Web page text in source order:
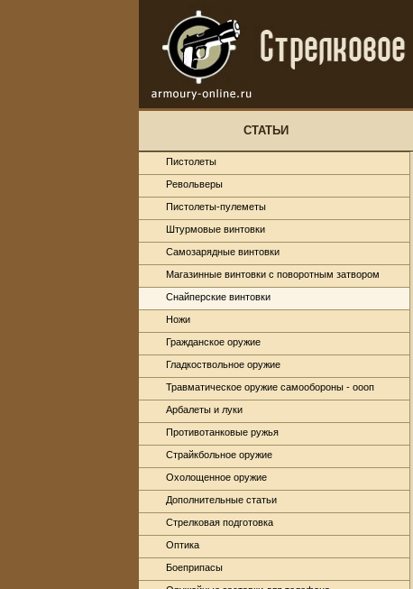
СТАТЬИ
Пистолеты
Револьверы
Пистолеты-пулеметы
Штурмовые винтовки
Самозарядные винтовки
Магазинные винтовки с поворотным затвором
Снайперские винтовки
Ножи
Гражданское оружие
Гладкоствольное оружие
Травматическое оружие самообороны - оооп
Арбалеты и луки
Противотанковые ружья
Страйкбольное оружие
Охолощенное оружие
Дополнительные статьи
Стрелковая подготовка
Оптика
Боеприпасы